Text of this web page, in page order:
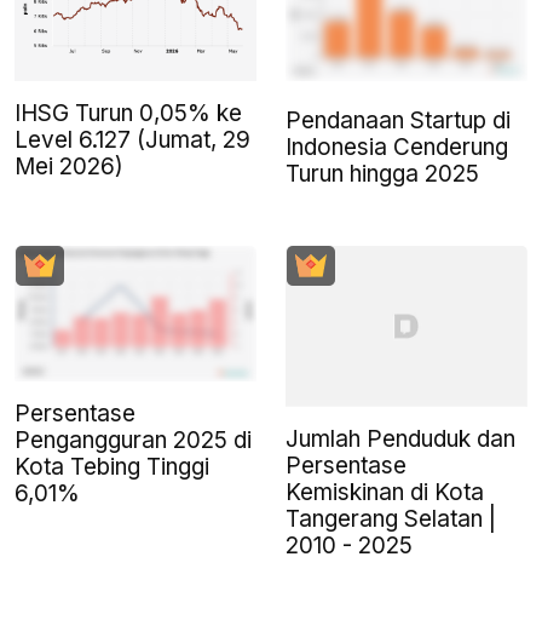
IHSG Turun 0,05% ke
Level 6.127 (Jumat, 29
Mei 2026)
Pendanaan Startup di
Indonesia Cenderung
Turun hingga 2025
Persentase
Pengangguran 2025 di
Kota Tebing Tinggi
6,01%
Jumlah Penduduk dan
Persentase
Kemiskinan di Kota
Tangerang Selatan |
2010 - 2025